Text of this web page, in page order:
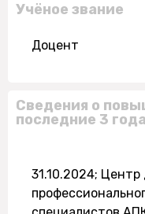
Учёное звание
Доцент
Сведения о
последние 3
31.10.2024; Центр